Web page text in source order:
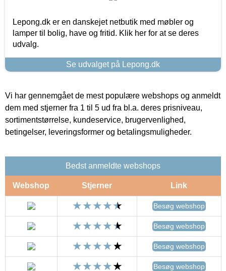
Lepong.dk er en danskejet netbutik med møbler og
lamper til bolig, have og fritid. Klik her for at se deres
udvalg.
Se udvalget på Lepong.dk
Vi har gennemgået de mest populære webshops og anmeldt
dem med stjerner fra 1 til 5 ud fra bl.a. deres prisniveau,
sortimentstørrelse, kundeservice, brugervenlighed,
betingelser, leveringsformer og betalingsmuligheder.
Bedst anmeldte webshops
Webshop Stjerner Link
Besøg webshop
Besøg webshop
Besøg webshop
Besøg webshop